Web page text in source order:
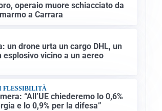
operaio muore schiacciato da
a Carrara
un drone urta un cargo DHL, un
esplosivo vicino a un aereo
FLESSIBILITÀ
“All’UE chiederemo lo 0,6%
e lo 0,9% per la difesa”